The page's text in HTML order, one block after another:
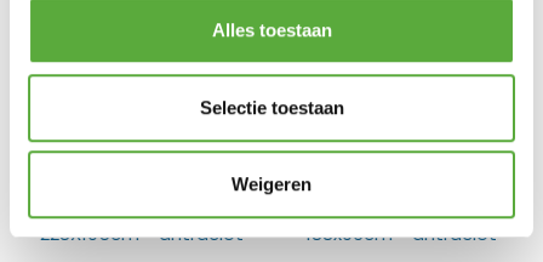
Alles toestaan
Selectie toestaan
Weigeren
180x80cm – wit
€1.199,00
200x85xH105cm
€829,00